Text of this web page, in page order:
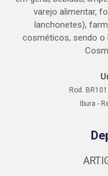
varejo alimentar,
lanchonetes),
cosméticos, sendo o
Rod.
Ibura -